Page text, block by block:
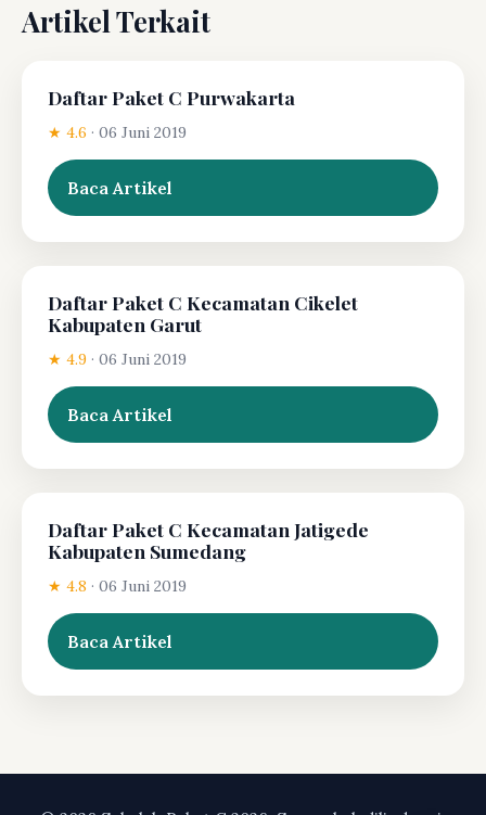
Artikel Terkait
Daftar Paket C Purwakarta
★ 4.6 · 06 Juni 2019
Baca Artikel
Daftar Paket C Kecamatan Cikelet
Kabupaten Garut
★ 4.9 · 06 Juni 2019
Baca Artikel
Daftar Paket C Kecamatan Jatigede
Kabupaten Sumedang
★ 4.8 · 06 Juni 2019
Baca Artikel